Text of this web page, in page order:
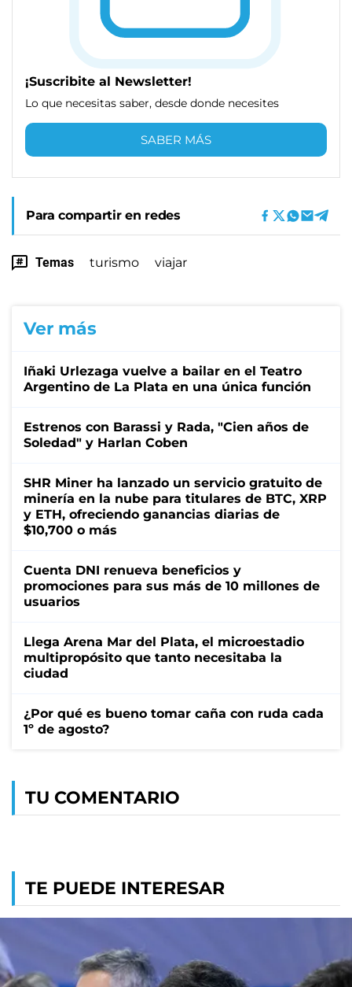
¡Suscribite al Newsletter!
Lo que necesitas saber, desde donde necesites
SABER MÁS
Para compartir en redes
Temas turismo viajar
Ver más
Iñaki Urlezaga vuelve a bailar en el Teatro
Argentino de La Plata en una única función
Estrenos con Barassi y Rada, "Cien años de
Soledad" y Harlan Coben
SHR Miner ha lanzado un servicio gratuito de
minería en la nube para titulares de BTC, XRP
y ETH, ofreciendo ganancias diarias de
$10,700 o más
Cuenta DNI renueva beneficios y
promociones para sus más de 10 millones de
usuarios
Llega Arena Mar del Plata, el microestadio
multipropósito que tanto necesitaba la
ciudad
¿Por qué es bueno tomar caña con ruda cada
1º de agosto?
TU COMENTARIO
TE PUEDE INTERESAR